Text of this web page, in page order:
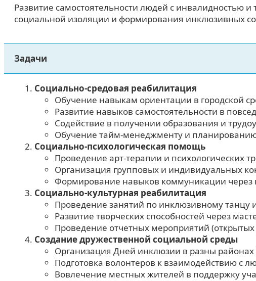
Развитие самостоятельности людей с
социальной изоляции и формирования инклюзивных
Задачи
Социально-средовая реабилитация
Обучение навыкам ориентации в городской
Развитие навыков самостоятельности в
Содействие в получении образования и
Обучение тайм-менеджменту и
Социально-психологическая помощь
Проведение арт-терапии и психологических
Организация групповых и индивидуальных
Формирование навыков коммуникации через
Социально-культурная реабилитация
Проведение занятий по инклюзивному танцу
Развитие творческих способностей через
Проведение отчетных мероприятий
Создание дружественной социальной среды
Организация Дней инклюзии в разны
Подготовка волонтеров к взаимодействию с
Вовлечение местных жителей в поддержку